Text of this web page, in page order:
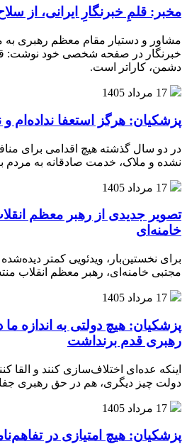
مخبر: قلمِ خبرنگارِ ایرانی، از
خبرنگار در صفحه شخصی خود نوشت: قلمِ
دشمن، کاراتر است.
17 مرداد 1405
پزشکیان: هرگز استعفا نداده‌ام و
در دو سال گذشته هیچ اقدامی برای
نشده و ملاک، خدمت صادقانه به مردم
17 مرداد 1405
تصویر جدیدی از رهبر معظم
خامنه‌ای
برای نخستین‌بار، ویدئویی کمتر
مجتبی خامنه‌ای، رهبر معظم انقلاب
17 مرداد 1405
پزشکیان: هیچ دولتی به اندازه
رهبری قدم برنداشت
اینکه عده‌ای اختلاف‌سازی کنند و القا
دولت چیز دیگری، هم در حق رهبری
17 مرداد 1405
پزشکیان: هیچ امتیازی در